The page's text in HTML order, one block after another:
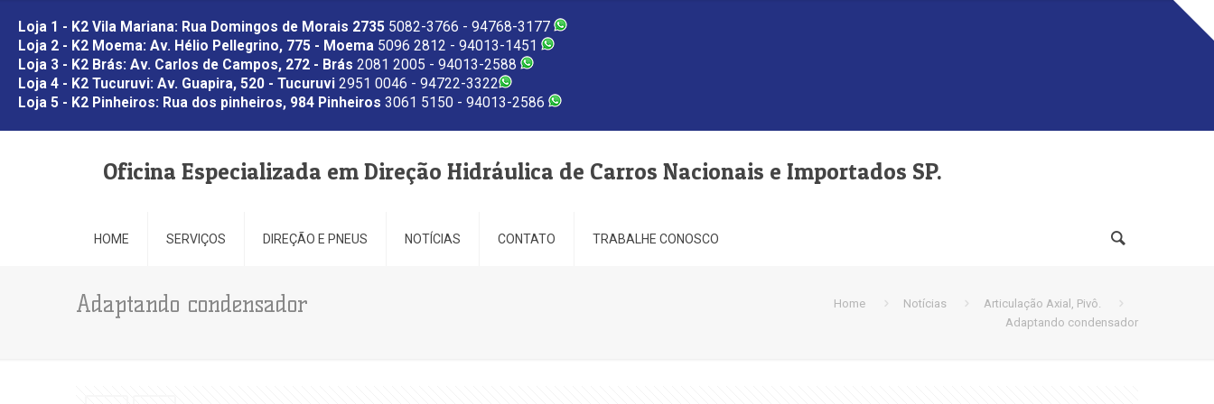
Loja 1 - K2 Vila Mariana: Rua Domingos de Morais 2735 5082-3766 - 94768-3177
Loja 2 - K2 Moema: Av. Hélio Pellegrino, 775 - Moema 5096 2812 - 94013-1451
Loja 3 - K2 Brás: Av. Carlos de Campos, 272 - Brás 2081 2005 - 94013-2588
Loja 4 - K2 Tucuruvi: Av. Guapira, 520 - Tucuruvi 2951 0046 - 94722-3322
Loja 5 - K2 Pinheiros: Rua dos pinheiros, 984 Pinheiros 3061 5150 - 94013-2586
Oficina Especializada em Direção Hidráulica de Carros Nacionais e Importados SP.
HOME SERVIÇOS DIREÇÃO E PNEUS NOTÍCIAS CONTATO TRABALHE CONOSCO
Adaptando condensador Home Notícias
Articulação Axial, Pivô.
Adaptando condensador